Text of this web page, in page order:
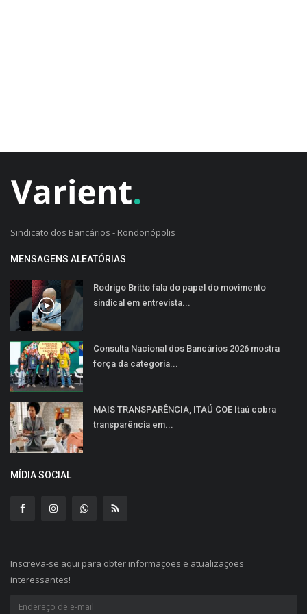
Sindicato dos Bancários - Rondonópolis
MENSAGENS ALEATÓRIAS
Rodrigo Britto fala do papel do movimento
sindical em entrevista...
Consulta Nacional dos Bancários 2026 mostra
força da categoria...
MAIS TRANSPARÊNCIA, ITAÚ COE Itaú cobra
transparência em...
MÍDIA SOCIAL
Inscreva-se aqui para obter informações e atualizações
interessantes!